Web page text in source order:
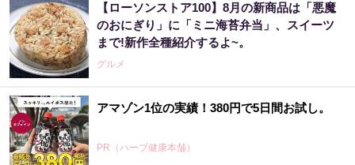
【ローソンストア100】8月の新商品は「悪魔
のおにぎり」に「ミニ海苔弁当」、スイーツ
まで!新作全種紹介するよ~。
グルメ
アマゾン1位の実績！380円で5日間お試し。
PR（ハーブ健康本舗）